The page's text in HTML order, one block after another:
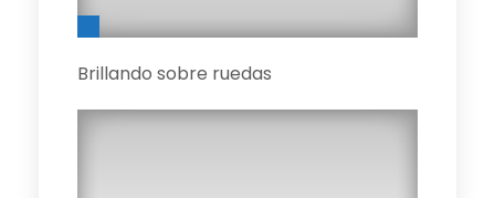
Brillando sobre ruedas